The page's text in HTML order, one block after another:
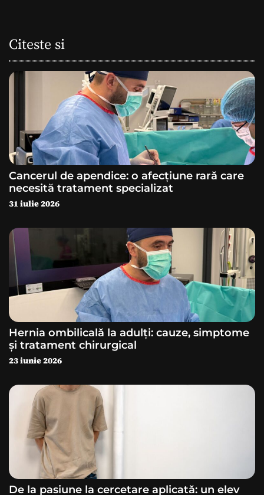
g
a
n
a
t
c
o
l
e
Citeste si
Cancerul de apendice: o afecțiune rară care
necesită tratament specializat
31 iulie 2026
Hernia ombilicală la adulți: cauze, simptome
și tratament chirurgical
23 iunie 2026
De la pasiune la cercetare aplicată: un elev